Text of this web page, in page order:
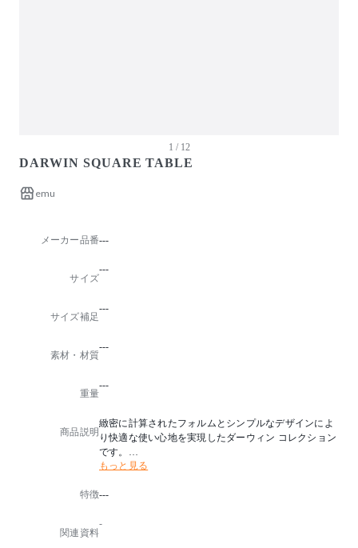
1 / 12
DARWIN SQUARE TABLE
emu
メーカー品番---
サイズ
---
サイズ補足
---
素材・材質
---
重量
---
商品説明
緻密に計算されたフォルムとシンプルなデザインによ
り快適な使い心地を実現したダーウィン コレクション
です。
スチールのマットな質感はモダンな空間に最適です。
もっと見る
特徴---
関連資料
-